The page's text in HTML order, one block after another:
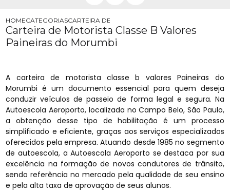
HOMECATEGORIASCARTEIRA DE MOTORISTA CLASSE B VALORES
Carteira de Motorista Classe B Valores
Paineiras do Morumbi
A carteira de motorista classe b valores Paineiras do
Morumbi é um documento essencial para quem deseja
conduzir veículos de passeio de forma legal e segura. Na
Autoescola Aeroporto, localizada no Campo Belo, São Paulo,
a obtenção desse tipo de habilitação é um processo
simplificado e eficiente, graças aos serviços especializados
oferecidos pela empresa. Atuando desde 1985 no segmento
de autoescola, a Autoescola Aeroporto se destaca por sua
excelência na formação de novos condutores de trânsito,
sendo referência no mercado pela qualidade de seu ensino
e pela alta taxa de aprovação de seus alunos.